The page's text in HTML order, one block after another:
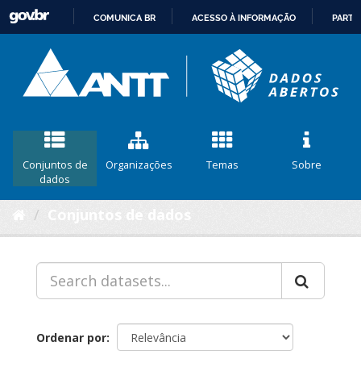
CONTEÚDO
COMUNICA BR ACESSO À INFORMAÇÃO
Conjuntos de
dados
Organizações Temas Sobre
Ordenar por